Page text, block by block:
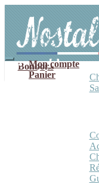
navigation
contenu
Mon compte
Panier
Bonbons